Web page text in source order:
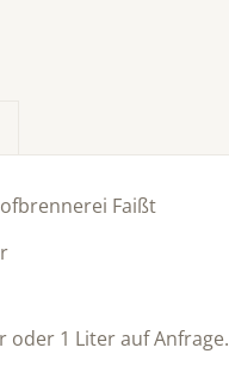
Faißt
oder 1 Liter auf Anfrage.